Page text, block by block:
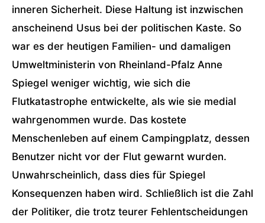
inneren Sicherheit. Diese Haltung ist inzwischen
anscheinend Usus bei der politischen Kaste. So
war es der heutigen Familien- und damaligen
Umweltministerin von Rheinland-Pfalz Anne
Spiegel weniger wichtig, wie sich die
Flutkatastrophe entwickelte, als wie sie medial
wahrgenommen wurde. Das kostete
Menschenleben auf einem Campingplatz, dessen
Benutzer nicht vor der Flut gewarnt wurden.
Unwahrscheinlich, dass dies für Spiegel
Konsequenzen haben wird. Schließlich ist die Zahl
der Politiker, die trotz teurer Fehlentscheidungen